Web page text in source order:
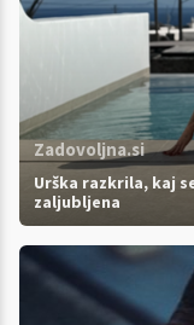
Zadovoljna.si
Urška razkrila, kaj
zaljubljena